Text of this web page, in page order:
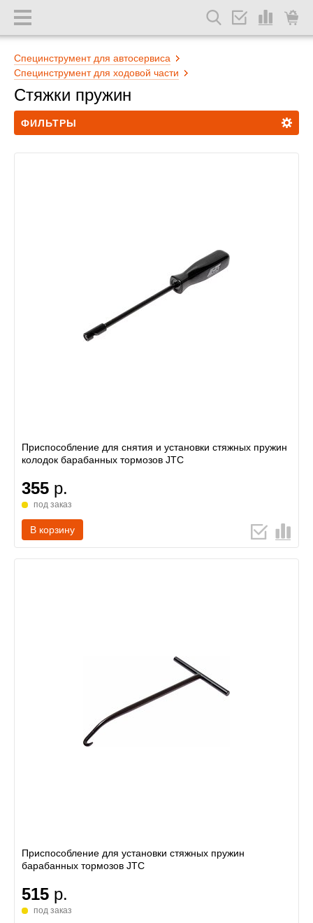
Специнструмент для автосервиса
Специнструмент для ходовой части
Стяжки пружин
ФИЛЬТРЫ
Приспособление для снятия и установки стяжных пружин
колодок барабанных тормозов JTC
355 р.
под заказ
В корзину
Приспособление для установки стяжных пружин
барабанных тормозов JTC
515 р.
под заказ